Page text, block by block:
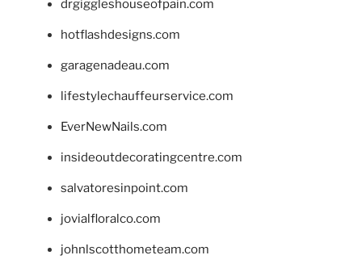
drgiggleshouseofpain.com
hotflashdesigns.com
garagenadeau.com
lifestylechauffeurservice.com
EverNewNails.com
insideoutdecoratingcentre.com
salvatoresinpoint.com
jovialfloralco.com
johnlscotthometeam.com